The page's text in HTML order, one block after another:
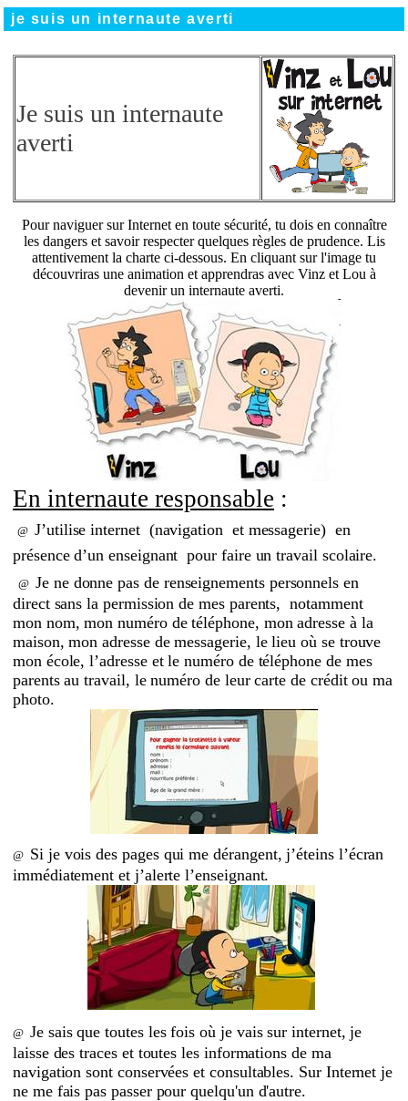
je suis un internaute averti
Je suis un internaute
averti
Pour naviguer sur Internet en toute sécurité, tu dois en connaître
les dangers et savoir respecter quelques règles de prudence. Lis
attentivement la charte ci-dessous. En cliquant sur l'image tu
découvriras une animation et apprendras avec Vinz et Lou à
devenir un internaute averti.
En internaute responsable :
@ J’utilise internet (navigation et messagerie) en
présence d’un enseignant pour faire un travail scolaire.
@ Je ne donne pas de renseignements personnels en
direct sans la permission de mes parents, notamment
mon nom, mon numéro de téléphone, mon adresse à la
maison, mon adresse de messagerie, le lieu où se trouve
mon école, l’adresse et le numéro de téléphone de mes
parents au travail, le numéro de leur carte de crédit ou ma
photo.
@ Si je vois des pages qui me dérangent, j’éteins l’écran
immédiatement et j’alerte l’enseignant.
@ Je sais que toutes les fois où je vais sur internet, je
laisse des traces et toutes les informations de ma
navigation sont conservées et consultables. Sur Internet je
ne me fais pas passer pour quelqu'un d'autre.